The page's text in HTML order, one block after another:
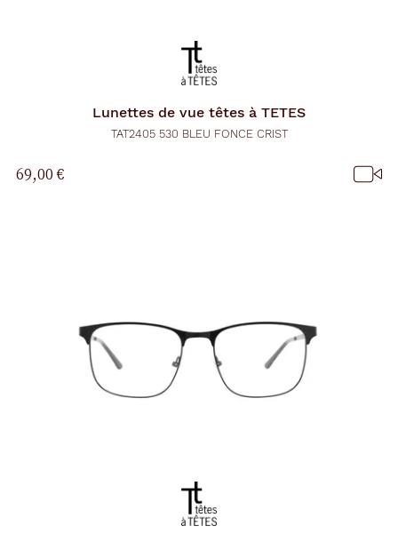
Lunettes de vue têtes à TETES
TAT2405 530 BLEU FONCE CRIST
69,00 €